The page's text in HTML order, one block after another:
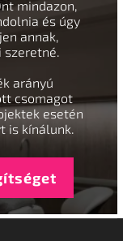
mindazon,
és úgy
annak,
szeretné.
arányú
csomagot
esetén
is kínálunk.